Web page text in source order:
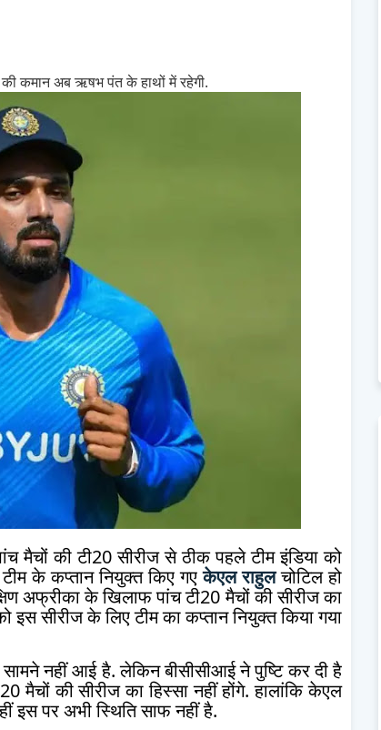
कमान अब ऋषभ पंत के हाथों में रहेगी.
मैचों की टी20 सीरीज से ठीक पहले टीम इंडिया को
टीम के कप्तान नियुक्त किए गएकेएल राहुलचोटिल हो
अफ्रीका के खिलाफ पांच टी20 मैचों की सीरीज का
सीरीज के लिए टीम का कप्तान नियुक्त किया गया
नहीं आई है. लेकिन बीसीसीआई ने पुष्टि कर दी है
मैचों की सीरीज का हिस्सा नहीं होंगे. हालांकि केएल
इस पर अभी स्थिति साफ नहीं है.